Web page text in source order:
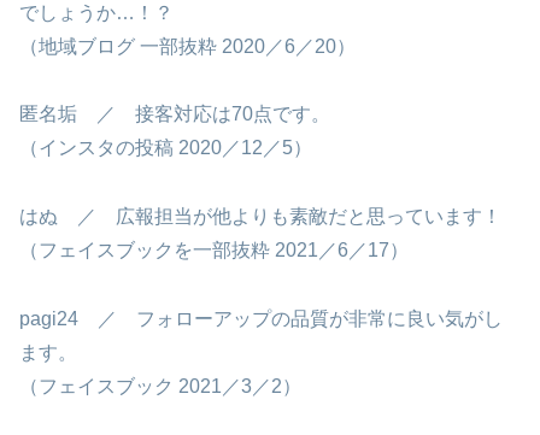
でしょうか…！？
（地域ブログ 一部抜粋 2020／6／20）
匿名垢 ／ 接客対応は70点です。
（インスタの投稿 2020／12／5）
はぬ ／ 広報担当が他よりも素敵だと思っています！
（フェイスブックを一部抜粋 2021／6／17）
pagi24 ／ フォローアップの品質が非常に良い気がし
ます。
（フェイスブック 2021／3／2）